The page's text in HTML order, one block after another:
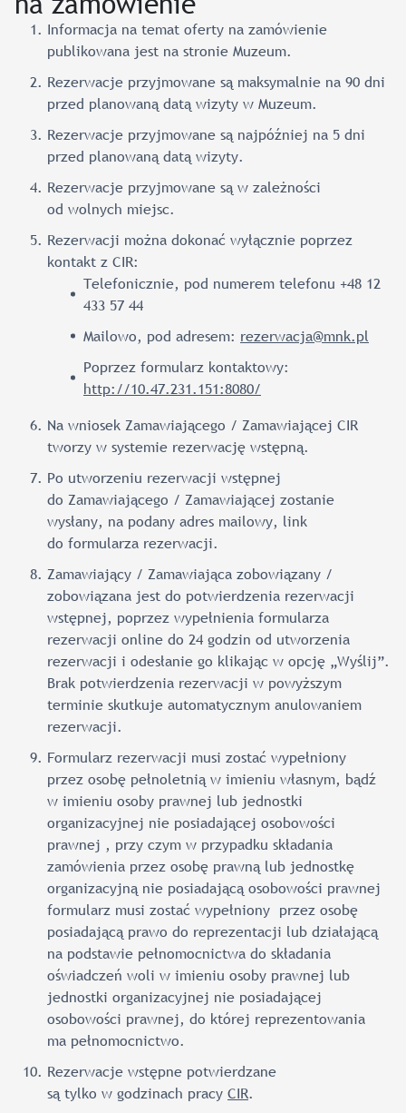
Informacja na temat oferty na zamówienie
publikowana jest na stronie Muzeum.
Rezerwacje przyjmowane są maksymalnie na 90 dni
przed planowaną datą wizyty w Muzeum.
Rezerwacje przyjmowane są najpóźniej na 5 dni
przed planowaną datą wizyty.
Rezerwacje przyjmowane są w zależności
od wolnych miejsc.
Rezerwacji można dokonać wyłącznie poprzez
kontakt z CIR:
Telefonicznie, pod numerem telefonu +48 12
433 57 44
Mailowo, pod adresem: rezerwacja@mnk.pl
Poprzez formularz kontaktowy:
http://10.47.231.151:8080/
Na wniosek Zamawiającego / Zamawiającej CIR
tworzy w systemie rezerwację wstępną.
Po utworzeniu rezerwacji wstępnej
do Zamawiającego / Zamawiającej zostanie
wysłany, na podany adres mailowy, link
do formularza rezerwacji.
Zamawiający / Zamawiająca zobowiązany /
zobowiązana jest do potwierdzenia rezerwacji
wstępnej, poprzez wypełnienia formularza
rezerwacji online do 24 godzin od utworzenia
rezerwacji i odesłanie go klikając w opcję „Wyślij”.
Brak potwierdzenia rezerwacji w powyższym
terminie skutkuje automatycznym anulowaniem
rezerwacji.
Formularz rezerwacji musi zostać wypełniony
przez osobę pełnoletnią w imieniu własnym, bądź
w imieniu osoby prawnej lub jednostki
organizacyjnej nie posiadającej osobowości
prawnej , przy czym w przypadku składania
zamówienia przez osobę prawną lub jednostkę
organizacyjną nie posiadającą osobowości prawnej
formularz musi zostać wypełniony przez osobę
posiadającą prawo do reprezentacji lub działającą
na podstawie pełnomocnictwa do składania
oświadczeń woli w imieniu osoby prawnej lub
jednostki organizacyjnej nie posiadającej
osobowości prawnej, do której reprezentowania
ma pełnomocnictwo.
Rezerwacje wstępne potwierdzane
są tylko w godzinach pracy CIR.